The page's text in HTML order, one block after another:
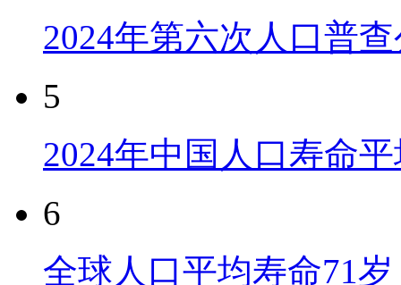
2024年第六次人口普
5
2024年中国人口寿命
6
全球人口平均寿命71